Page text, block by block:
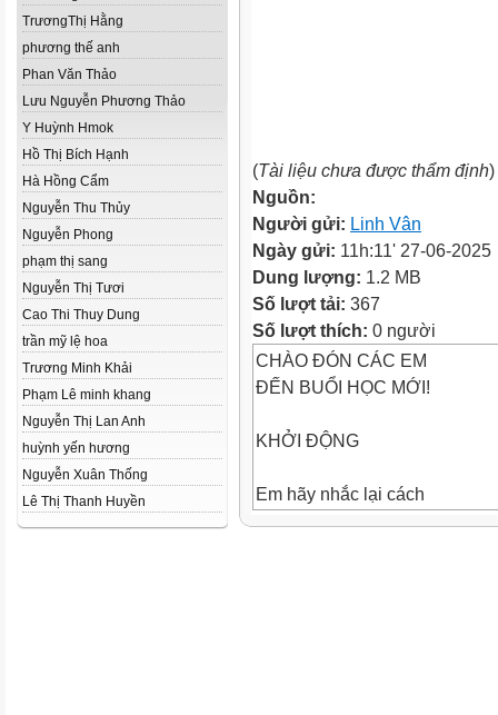
TrươngThị Hằng
phương thế anh
Phan Văn Thảo
Lưu Nguyễn Phương Thảo
Y Huỳnh Hmok
Hồ Thị Bích Hạnh
Hà Hồng Cẩm
Nguyễn Thu Thủy
Nguyễn Phong
phạm thị sang
Nguyễn Thị Tươi
Cao Thi Thuy Dung
trần mỹ lệ hoa
Trương Minh Khải
Phạm Lê minh khang
Nguyễn Thị Lan Anh
huỳnh yến hương
Nguyễn Xuân Thống
Lê Thị Thanh Huyền
(Tài liệu chưa được thẩm định)
Nguồn:
Người gửi: Linh Vân
Ngày gửi: 11h:11' 27-06-2025
Dung lượng: 1.2 MB
Số lượt tải: 367
Số lượt thích: 0 người
CHÀO ĐÓN CÁC EM
ĐẾN BUỔI HỌC MỚI!
KHỞI ĐỘNG
Em hãy nhắc lại cách